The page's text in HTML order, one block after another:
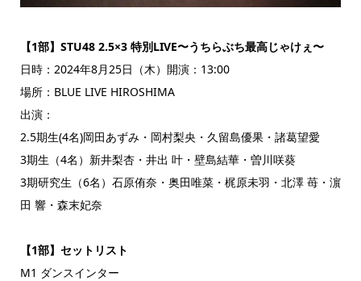
【1部】STU48 2.5×3 特別LIVE〜うちらぶち最高じゃけぇ〜
日時：2024年8月25日（木）開演：13:00
場所：BLUE LIVE HIROSHIMA
出演：
2.5期生(4名)岡田あずみ・岡村梨央・久留島優果・諸葛望愛
3期生（4名）新井梨杏・井出 叶・壁島結華・曽川咲葵
3期研究生（6名）石原侑奈・奥田唯菜・梶原未羽・北澤 苺・濵
田 響・森末妃奈
【1部】セットリスト
M1 ダンスインター